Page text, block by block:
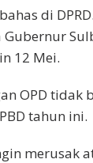
di
12 Mei.
OPD
tahun ini.
merusak